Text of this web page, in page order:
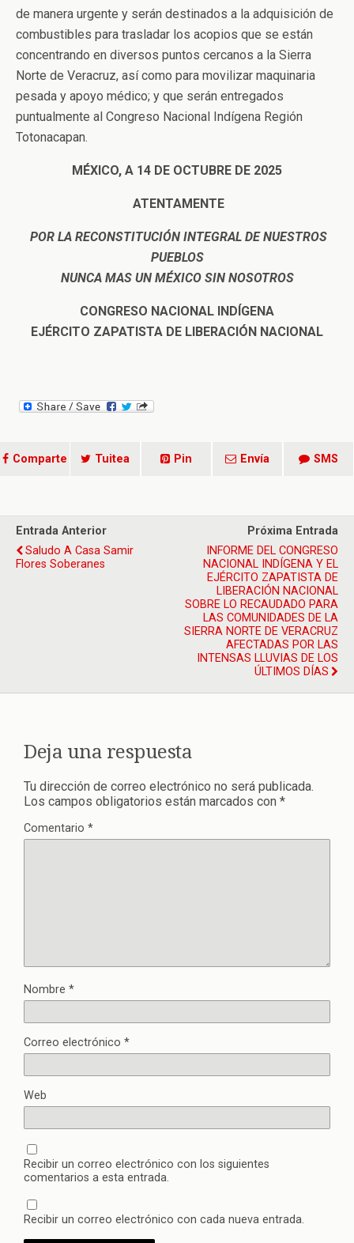
de manera urgente y serán destinados a la adquisición de
combustibles para trasladar los acopios que se están
concentrando en diversos puntos cercanos a la Sierra
Norte de Veracruz, así como para movilizar maquinaria
pesada y apoyo médico; y que serán entregados
puntualmente al Congreso Nacional Indígena Región
Totonacapan.
MÉXICO, A 14 DE OCTUBRE DE 2025
ATENTAMENTE
POR LA RECONSTITUCIÓN INTEGRAL DE NUESTROS
PUEBLOS
NUNCA MAS UN MÉXICO SIN NOSOTROS
CONGRESO NACIONAL INDÍGENA
EJÉRCITO ZAPATISTA DE LIBERACIÓN NACIONAL
Comparte Tuitea Pin Envía SMS
Entrada Anterior
Saludo A Casa Samir
Flores Soberanes
Próxima Entrada
INFORME DEL CONGRESO
NACIONAL INDÍGENA Y EL
EJÉRCITO ZAPATISTA DE
LIBERACIÓN NACIONAL
SOBRE LO RECAUDADO PARA
LAS COMUNIDADES DE LA
SIERRA NORTE DE VERACRUZ
AFECTADAS POR LAS
INTENSAS LLUVIAS DE LOS
ÚLTIMOS DÍAS
Deja una respuesta
Tu dirección de correo electrónico no será publicada.
Los campos obligatorios están marcados con *
Comentario *
Nombre *
Correo electrónico *
Web
Recibir un correo electrónico con los siguientes
comentarios a esta entrada.
Recibir un correo electrónico con cada nueva entrada.